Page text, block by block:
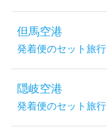
但馬空港
発着便のセット旅行
隠岐空港
発着便のセット旅行